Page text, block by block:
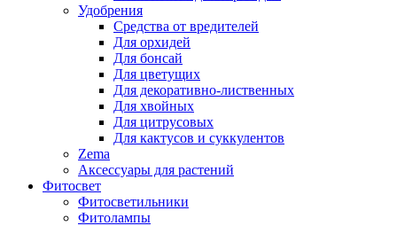
Удобрения
Средства от вредителей
Для орхидей
Для бонсай
Для цветущих
Для декоративно-лиственных
Для хвойных
Для цитрусовых
Для кактусов и суккулентов
Zema
Аксессуары для растений
Фитосвет
Фитосветильники
Фитолампы